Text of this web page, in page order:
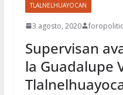
TLALNELHUAYOCAN
3 agosto, 2020
Supervisan
la Guadalupe